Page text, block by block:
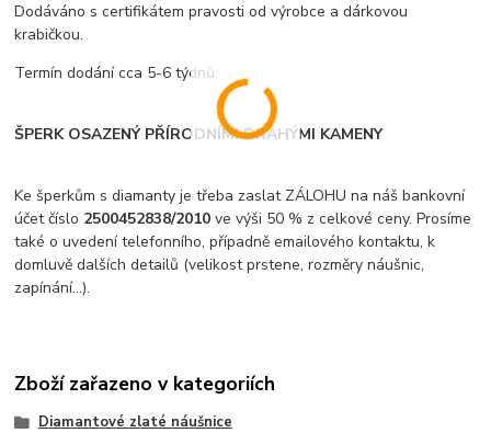
Dodáváno s certifikátem pravosti od výrobce a dárkovou
krabičkou.
Termín dodání cca 5-6 týdnů.
ŠPERK OSAZENÝ PŘÍRODNÍMI DRAHÝMI KAMENY
Ke šperkům s diamanty je třeba zaslat ZÁLOHU na náš bankovní
účet číslo 2500452838/2010 ve výši 50 % z celkové ceny. Prosíme
také o uvedení telefonního, případně emailového kontaktu, k
domluvě dalších detailů (velikost prstene, rozměry náušnic,
zapínání...).
Zboží zařazeno v kategoriích
Diamantové zlaté náušnice